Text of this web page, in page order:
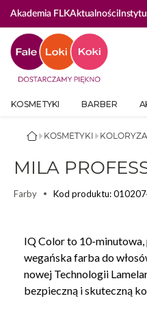
Akademia FLKAktualności
KOSMETYKI BARBER
KOSMETYKI
MILA
Farby Kod produktu:
IQ Color to 10-minutowa,
wegańska farba do
nowej Technologii
bezpieczną i skuteczną